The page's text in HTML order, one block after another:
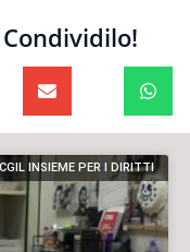
CGIL INSIEME PER I DIRITTI